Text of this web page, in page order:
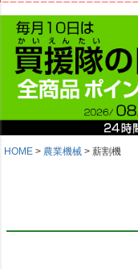
HOME 農業機械 薪割機